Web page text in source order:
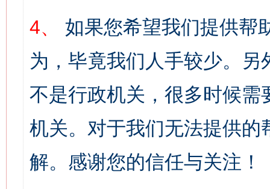
4、
如果您希望我们提供帮
为，毕竟我们人手较少。
不是行政机关，很多时候
机关。对于我们无法提供
解。感谢您的信任与关注！